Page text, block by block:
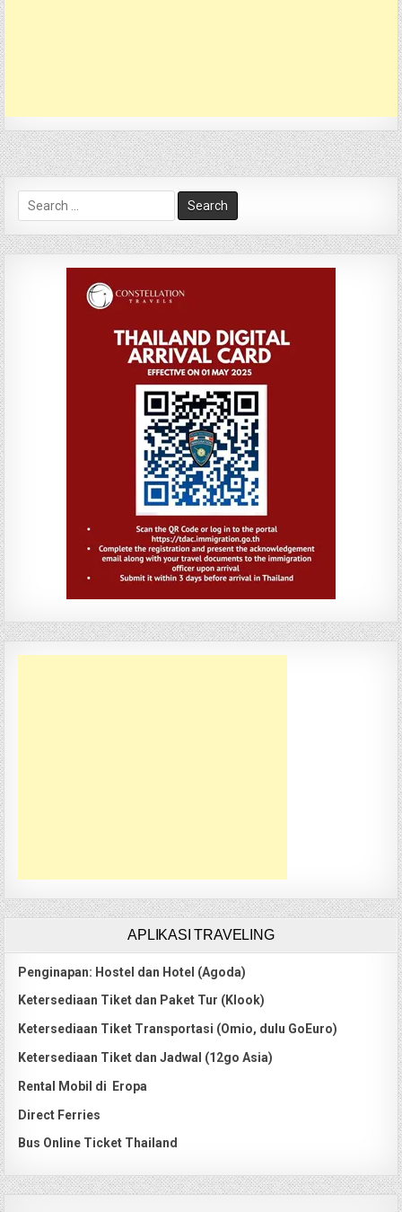
Search
for:
APLIKASI TRAVELING
Penginapan: Hostel dan Hotel (Agoda)
Ketersediaan Tiket dan Paket Tur (Klook)
Ketersediaan Tiket Transportasi (Omio, dulu GoEuro)
Ketersediaan Tiket dan Jadwal (12go Asia)
Rental Mobil di Eropa
Direct Ferries
Bus Online Ticket Thailand